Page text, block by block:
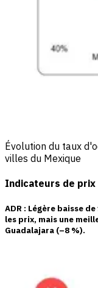
Évolution du taux
villes du Mexique
Indicateurs de
ADR : Légère baisse de
les prix, mais une
Guadalajara (–8 %).